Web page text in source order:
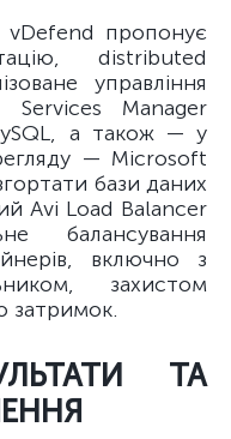
vDefend пропонує
distributed
управління
Services Manager
а також — у
— Microsoft
бази даних
Avi Load Balancer
балансування
включно з
захистом
затримок.
ТА